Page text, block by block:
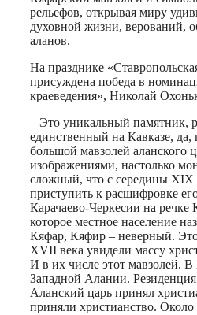
рельефов, открывая миру
духовной жизни, верований,
аланов.
На празднике
присуждена победа в
краеведения», Николай
– Это уникальный памятник,
единственный на Кавказе,
большой мавзолей аланского
изображениями, настолько
сложный, что с середины XIX
приступить к расшифровке
Карачаево-Черкесии на речке
которое местное население
Кяфар, Кяфир – неверный.
XVII века увидели массу
И в их числе этот мавзолей.
Западной Алании. Резиденция
Аланский царь принял
приняли христианство.